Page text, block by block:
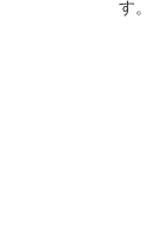
す。